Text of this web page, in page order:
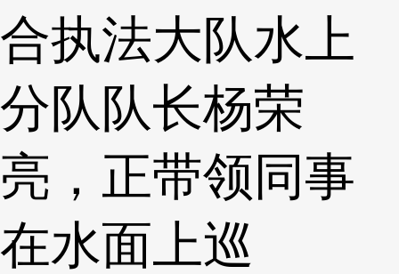
合执法大队水上
分队队长杨荣
亮，正带领同事
在水面上巡